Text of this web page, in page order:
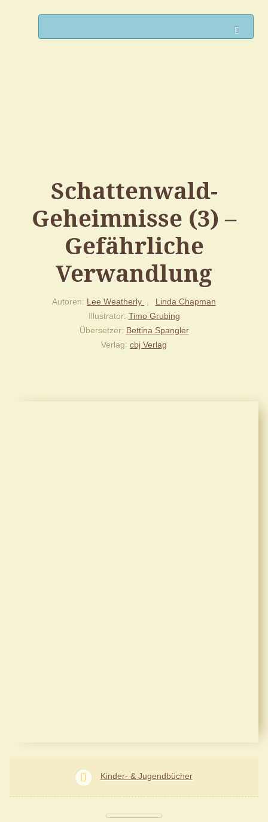
Schattenwald-
Geheimnisse (3) –
Gefährliche
Verwandlung
Autoren Lee Weatherly
Linda Chapman
Illustrator Timo Grubing
Übersetzer Bettina Spangler
Verlag cbj Verlag
Kinder- & Jugendbücher